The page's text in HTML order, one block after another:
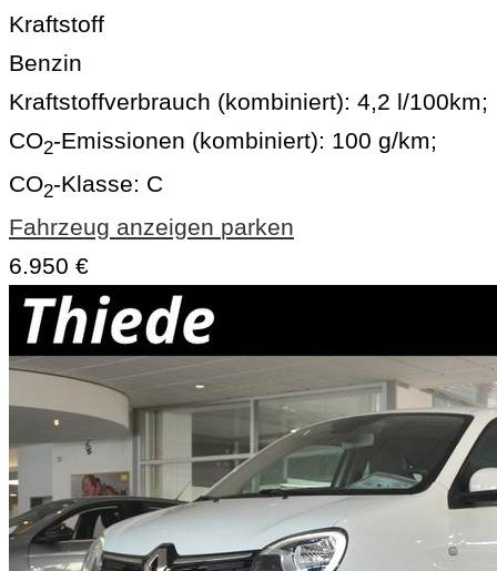
Kraftstoff
Benzin
Kraftstoffverbrauch (kombiniert): 4,2 l/100km;
CO2-Emissionen (kombiniert): 100 g/km;
CO2-Klasse: C
Fahrzeug anzeigen parken
6.950 €